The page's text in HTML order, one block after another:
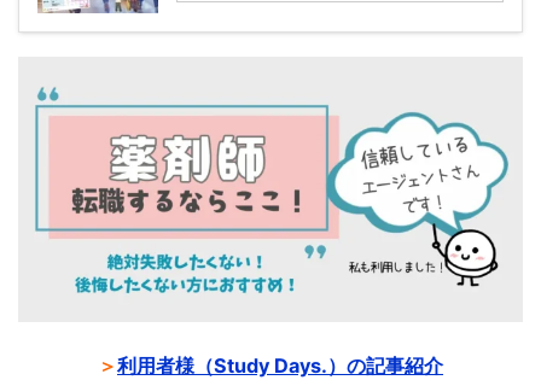
＞利用者様（Study Days.）の記事紹介